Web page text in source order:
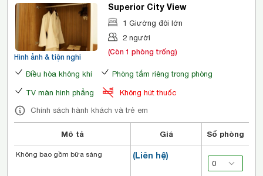
Hình ảnh & tiện nghi
Superior City View
1 Giường đôi lớn
2 người
(Còn 1 phòng trống)
Điều hòa không khí Phòng tắm riêng trong phòng
TV màn hình phẳng
Không hút thuốc
Chính sách hành khách và trẻ em
Mô tả Giá Số phòng
(Liên hệ)
Không bao gồm bữa sáng